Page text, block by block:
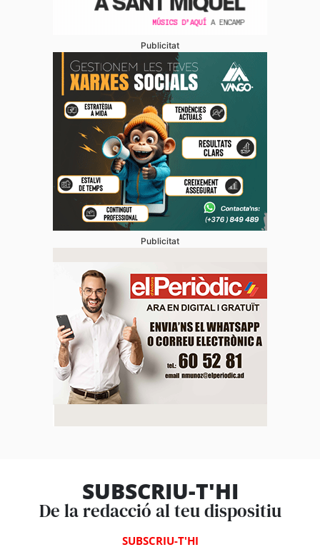
Publicitat
Publicitat
SUBSCRIU-T'HI
De la redacció al teu dispositiu
SUBSCRIU-T'HI